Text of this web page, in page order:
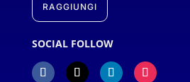
RAGGIUNGI
SOCIAL FOLLOW